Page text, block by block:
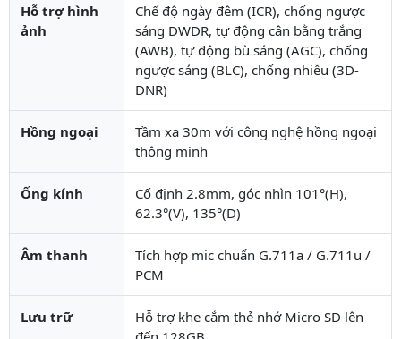
Hỗ trợ hình
ảnh
Chế độ ngày đêm (ICR), chống ngược
sáng DWDR, tự động cân bằng trắng
(AWB), tự động bù sáng (AGC), chống
ngược sáng (BLC), chống nhiễu (3D-
DNR)
Hồng ngoại
Tầm xa 30m với công nghệ hồng ngoại
thông minh
Ống kính
Cố định 2.8mm, góc nhìn 101°(H),
62.3°(V), 135°(D)
Âm thanh
Tích hợp mic chuẩn G.711a / G.711u /
PCM
Lưu trữ
Hỗ trợ khe cắm thẻ nhớ Micro SD lên